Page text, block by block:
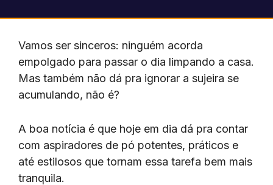
Vamos ser sinceros: ninguém acorda
empolgado para passar o dia limpando a casa.
Mas também não dá pra ignorar a sujeira se
acumulando, não é?
A boa notícia é que hoje em dia dá pra contar
com aspiradores de pó potentes, práticos e
até estilosos que tornam essa tarefa bem mais
tranquila.